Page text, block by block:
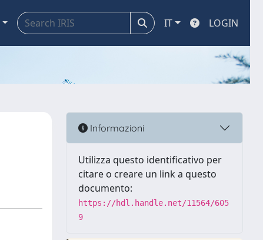
IT LOGIN
Informazioni
Utilizza questo identificativo per
citare o creare un link a questo
documento:
https://hdl.handle.net/11564/605
9